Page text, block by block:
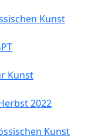
Kunst
Kunst
2022
Kunst